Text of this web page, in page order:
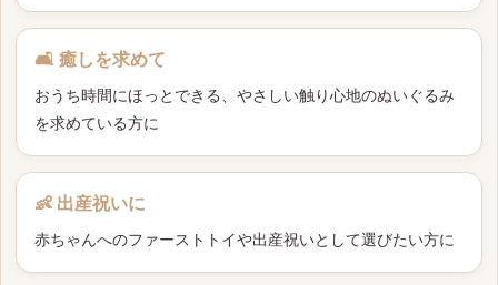
🛋 癒しを求めて
おうち時間にほっとできる、やさしい触り心地のぬいぐるみ
を求めている方に
👶 出産祝いに
赤ちゃんへのファーストトイや出産祝いとして選びたい方に